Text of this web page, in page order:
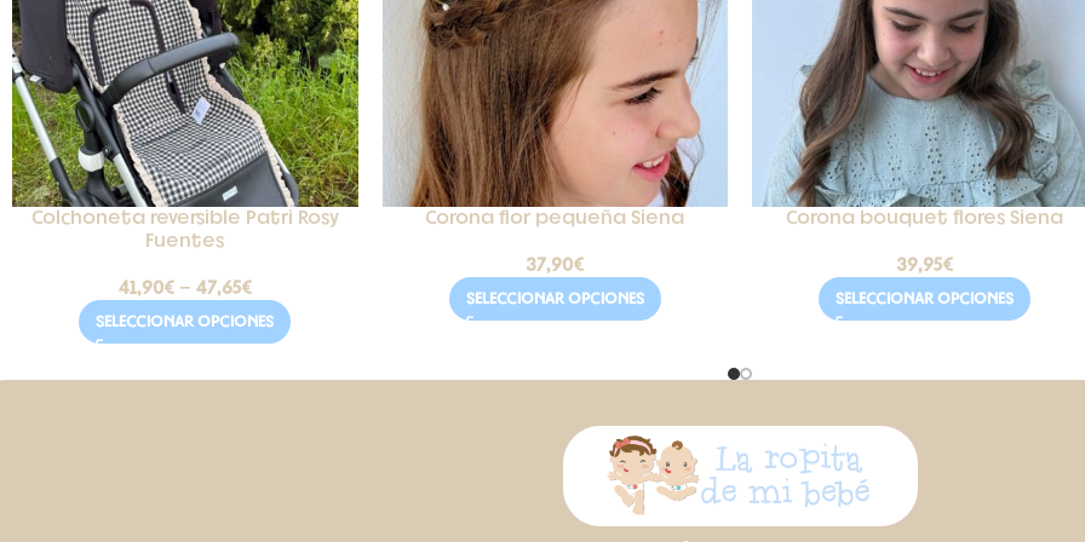
Colchoneta reversible Patri Rosy
Fuentes
41,90€ - 47,65€
SELECCIONAR OPCIONES
Corona flor pequeña Siena
37,90€
SELECCIONAR OPCIONES
Corona bouquet flores Siena
39,95€
SELECCIONAR OPCIONES